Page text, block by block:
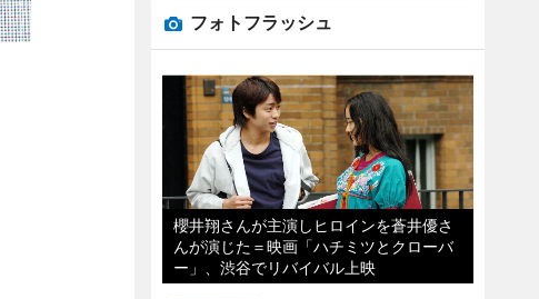
フォトフラッシュ
櫻井翔さんが主演しヒロインを蒼井優さ
んが演じた＝映画「ハチミツとクローバ
ー」、渋谷でリバイバル上映